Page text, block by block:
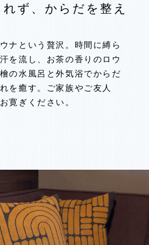
ず、からだを整え
ナという贅沢。時間に縛ら
を流し、お茶の香りのロウ
の水風呂と外気浴でからだ
を癒す。ご家族やご友人
寛ぎください。
ず、からだを整え
ナという贅沢。時間に縛ら
を流し、お茶の香りのロウ
の水風呂と外気浴でからだ
を癒す。ご家族やご友人
寛ぎください。
ず、からだを整え
ナという贅沢。時間に縛ら
を流し、お茶の香りのロウ
の水風呂と外気浴でからだ
を癒す。ご家族やご友人
寛ぎください。